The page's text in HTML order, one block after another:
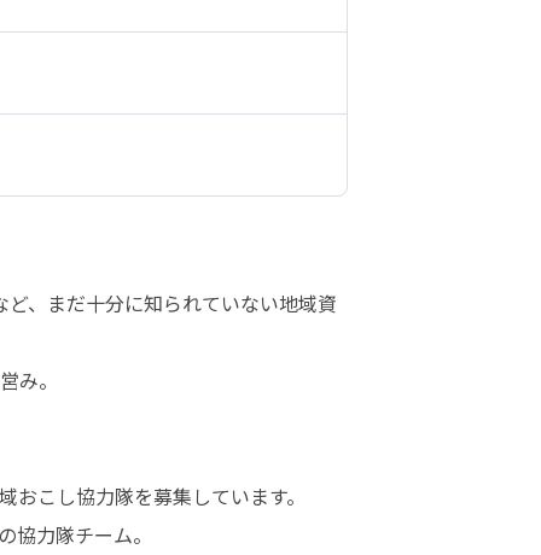
、まだ十分に知られていない地域資
み。
こし協力隊を募集しています。
力隊チーム。